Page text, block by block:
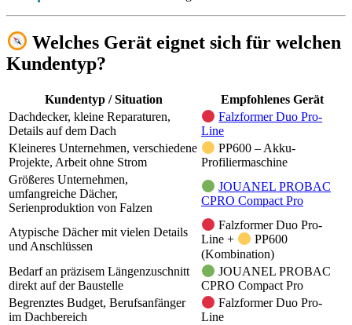
Welches Gerät eignet sich für welchen
Kundentyp?
Kundentyp / Situation
Empfohlenes Gerät
Dachdecker, kleine Reparaturen,
Details auf dem Dach
Falzformer Duo Pro-
Line
Kleineres Unternehmen, verschiedene
Projekte, Arbeit ohne Strom
PP600 – Akku-
Profiliermaschine
Größeres Unternehmen,
umfangreiche Dächer,
Serienproduktion von Falzen
JOUANEL PROBAC
CPRO Compact Pro
Atypische Dächer mit vielen Details
und Anschlüssen
Falzformer Duo Pro-
Line +
PP600
(Kombination)
Bedarf an präzisem Längenzuschnitt
direkt auf der Baustelle
JOUANEL PROBAC
CPRO Compact Pro
Begrenztes Budget, Berufsanfänger
im Dachbereich
Falzformer Duo Pro-
Line